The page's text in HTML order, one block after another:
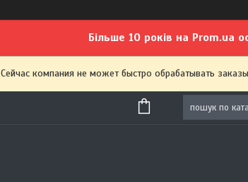
Більше 10 років на Prom.ua
Сейчас компания не может быстро обрабатывать